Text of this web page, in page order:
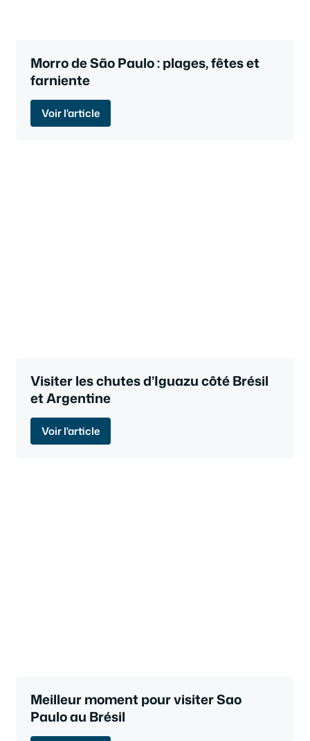
Morro de São Paulo : plages, fêtes et
farniente
Voir l'article
Visiter les chutes d’Iguazu côté Brésil
et Argentine
Voir l'article
Meilleur moment pour visiter Sao
Paulo au Brésil